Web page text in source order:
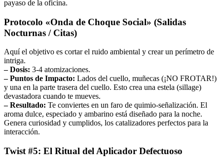
payaso de la oficina.
Protocolo «Onda de Choque Social» (Salidas
Nocturnas / Citas)
Aquí el objetivo es cortar el ruido ambiental y crear un perímetro de
intriga.
– Dosis: 3-4 atomizaciones.
– Puntos de Impacto: Lados del cuello, muñecas (¡NO FROTAR!)
y una en la parte trasera del cuello. Esto crea una estela (sillage)
devastadora cuando te mueves.
– Resultado: Te conviertes en un faro de quimio-señalización. El
aroma dulce, especiado y ambarino está diseñado para la noche.
Genera curiosidad y cumplidos, los catalizadores perfectos para la
interacción.
Twist #5: El Ritual del Aplicador Defectuoso